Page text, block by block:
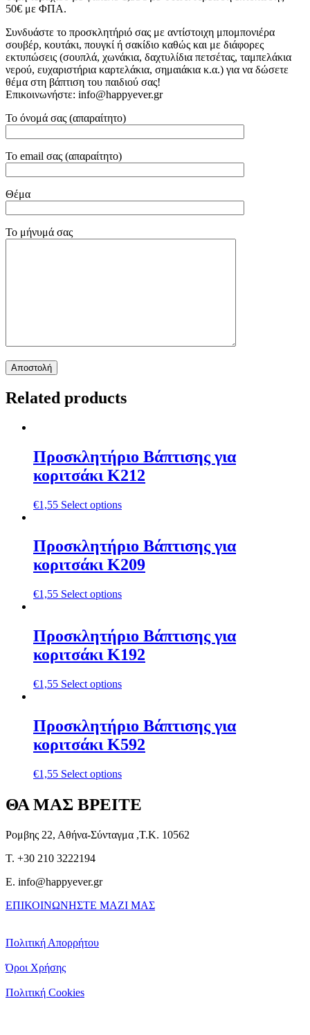
50€ με ΦΠΑ.
Συνδυάστε το προσκλητήριό σας με αντίστοιχη μπομπονιέρα
σουβέρ, κουτάκι, πουγκί ή σακίδιο καθώς και με διάφορες
εκτυπώσεις (σουπλά, χωνάκια, δαχτυλίδια πετσέτας, ταμπελάκια
νερού, ευχαριστήρια καρτελάκια, σημαιάκια κ.α.) για να δώσετε
θέμα στη βάπτιση του παιδιού σας!
Επικοινωνήστε: info@happyever.gr
Το όνομά σας (απαραίτητο)
Το email σας (απαραίτητο)
Θέμα
Το μήνυμά σας
Related products
Προσκλητήριο Βάπτισης για
κοριτσάκι Κ212
€1,55 Select options
Προσκλητήριο Βάπτισης για
κοριτσάκι Κ209
€1,55 Select options
Προσκλητήριο Βάπτισης για
κοριτσάκι Κ192
€1,55 Select options
Προσκλητήριο Βάπτισης για
κοριτσάκι Κ592
€1,55 Select options
ΘΑ ΜΑΣ ΒΡΕΙΤΕ
Ρομβης 22, Αθήνα-Σύνταγμα ,Τ.Κ. 10562
T. +30 210 3222194
E. info@happyever.gr
ΕΠΙΚΟΙΝΩΝΗΣΤΕ ΜΑΖΙ ΜΑΣ
Πολιτική Απορρήτου
Όροι Χρήσης
Πολιτική Cookies